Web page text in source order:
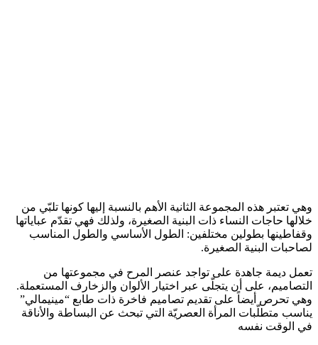
وهي تعتبر هذه المجموعة الثانية الأهم بالنسبة إليها كونها تلبّي من
خلالها حاجات النساء ذات البنية الصغيرة، ولذلك فهي تقدّم عباياتها
وقفاطينها بطولين مختلفين: الطول الأساسي والطول المناسب
لصاحبات البنية الصغيرة.
تعمل ديمة جاهدة على تواجد عنصر المرح في مجموعتها من
التصاميم، على أن يتجلّى عبر اختيار الألوان والزخارف المستعملة.
وهي تحرص أيضاً على تقديم تصاميم فاخرة ذات طابع “مينيمالي”
يناسب متطلّبات المرأة العصريّة التي تبحث عن البساطة والأناقة
في الوقت نفسه